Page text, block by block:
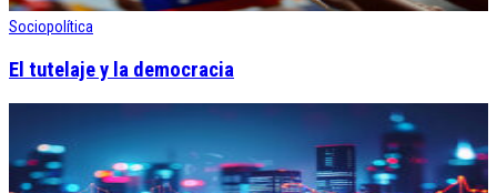
Sociopolítica
El tutelaje y la democracia